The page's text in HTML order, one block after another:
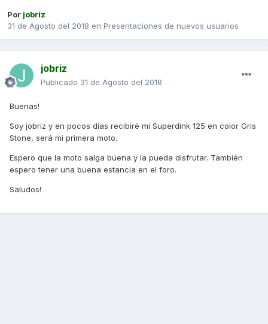
Por jobriz
31 de Agosto del 2018 en Presentaciones de nuevos usuarios
jobriz
Publicado 31 de Agosto del 2018
Buenas!
Soy jobriz y en pocos días recibiré mi Superdink 125 en color Gris
Stone, será mi primera moto.
Espero que la moto salga buena y la pueda disfrutar. También
espero tener una buena estancia en el foro.
Saludos!